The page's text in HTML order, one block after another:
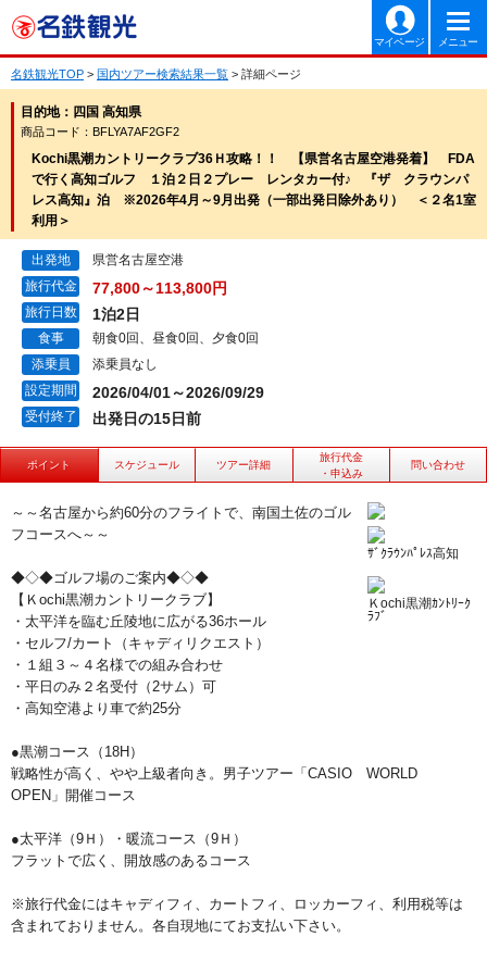
マイページ メニュー
名鉄観光TOP > 国内ツアー検索結果一覧 > 詳細ページ
目的地：四国 高知県
商品コード：BFLYA7AF2GF2
Kochi黒潮カントリークラブ36Ｈ攻略！！ 【県営名古屋空港発着】 FDA
で行く高知ゴルフ １泊２日２プレー レンタカー付♪ 『ザ クラウンパ
レス高知』泊 ※2026年4月～9月出発（一部出発日除外あり） ＜２名1室
利用＞
出発地
県営名古屋空港
旅行代金
77,800～113,800円
旅行日数 1泊2日
食事
朝食0回、昼食0回、夕食0回
添乗員
添乗員なし
設定期間
2026/04/01～2026/09/29
受付終了 出発日の15日前
ポイント スケジュール ツアー詳細
旅行代金
・申込み
問い合わせ
ｻﾞｸﾗｳﾝﾊﾟﾚｽ高知
Ｋochi黒潮ｶﾝﾄﾘｰｸ
ﾗﾌﾞ
～～名古屋から約60分のフライトで、南国土佐のゴル
フコースへ～～
◆◇◆ゴルフ場のご案内◆◇◆
【Ｋochi黒潮カントリークラブ】
・太平洋を臨む丘陵地に広がる36ホール
・セルフ/カート（キャディリクエスト）
・１組３～４名様での組み合わせ
・平日のみ２名受付（2サム）可
・高知空港より車で約25分
●黒潮コース（18H）
戦略性が高く、やや上級者向き。男子ツアー「CASIO WORLD
OPEN」開催コース
●太平洋（9Ｈ）・暖流コース（9Ｈ）
フラットで広く、開放感のあるコース
※旅行代金にはキャディフィ、カートフィ、ロッカーフィ、利用税等は
含まれておりません。各自現地にてお支払い下さい。